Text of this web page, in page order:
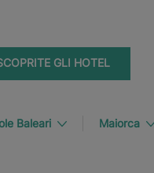
GLI HOTEL
Baleari Maiorca